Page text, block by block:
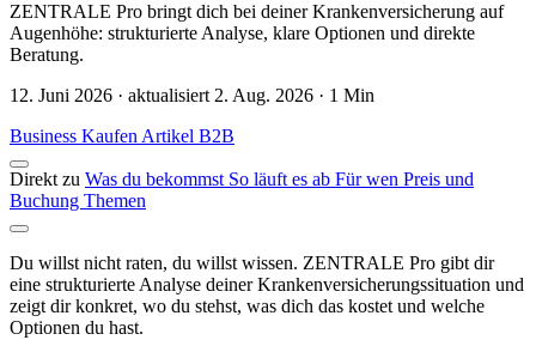
ZENTRALE Pro bringt dich bei deiner Krankenversicherung auf
Augenhöhe: strukturierte Analyse, klare Optionen und direkte
Beratung.
12. Juni 2026 · aktualisiert 2. Aug. 2026 · 1 Min
Business Kaufen Artikel B2B
Direkt zu Was du bekommst So läuft es ab Für wen Preis und
Buchung Themen
Du willst nicht raten, du willst wissen. ZENTRALE Pro gibt dir
eine strukturierte Analyse deiner Krankenversicherungssituation und
zeigt dir konkret, wo du stehst, was dich das kostet und welche
Optionen du hast.